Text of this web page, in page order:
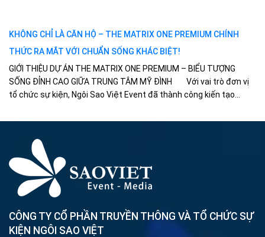
KHÔNG CHỈ LÀ CĂN HỘ – THE MATRIX ONE PREMIUM CHÍNH
THỨC RA MẮT VỚI CHUẨN SỐNG KHÁC BIỆT!
GIỚI THIỆU DỰ ÁN THE MATRIX ONE PREMIUM – BIỂU TƯỢNG
SỐNG ĐỈNH CAO GIỮA TRUNG TÂM MỸ ĐÌNH Với vai trò đơn vị
tổ chức sự kiện, Ngôi Sao Việt Event đã thành công kiến tạo...
CÔNG TY CỔ PHẦN TRUYỀN THÔNG VÀ TỔ CHỨC SỰ
KIỆN NGÔI SAO VIỆT